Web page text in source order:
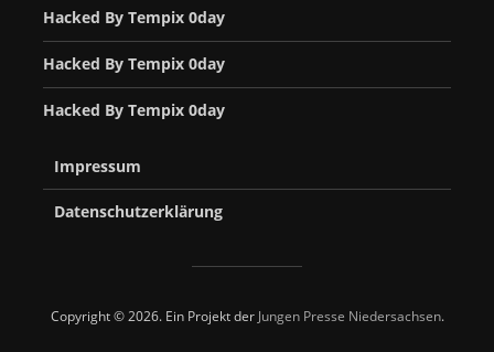
Hacked By Tempix 0day
Hacked By Tempix 0day
Hacked By Tempix 0day
Impressum
Datenschutzerklärung
Copyright © 2026. Ein Projekt der Jungen Presse Niedersachsen.